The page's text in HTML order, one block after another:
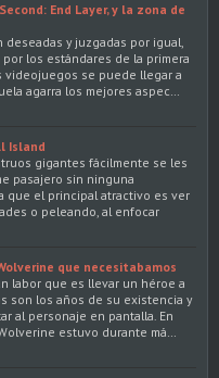
End Layer, y la zona de
deseadas y juzgadas por igual,
los estándares de la primera
videojuegos se puede llegar a
agarra los mejores aspec…
Island
gigantes fácilmente se les
pasajero sin ninguna
que el principal atractivo es ver
o peleando, al enfocar
que necesitabamos
labor que es llevar un héroe a
son los años de su existencia y
al personaje en pantalla. En
estuvo durante má…